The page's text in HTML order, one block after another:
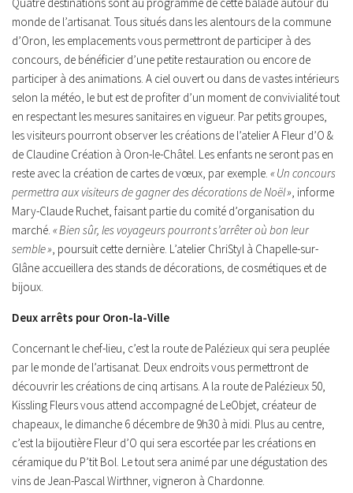
monde de l’artisanat. Tous situés dans les alentours de la commune
d’Oron, les emplacements vous permettront de participer à des
concours, de bénéficier d’une petite restauration ou encore de
participer à des animations. A ciel ouvert ou dans de vastes intérieurs
selon la météo, le but est de profiter d’un moment de convivialité tout
en respectant les mesures sanitaires en vigueur. Par petits groupes,
les visiteurs pourront observer les créations de l’atelier A Fleur d’O &
de Claudine Création à Oron-le-Châtel. Les enfants ne seront pas en
reste avec la création de cartes de vœux, par exemple. « Un concours
permettra aux visiteurs de gagner des décorations de Noël », informe
Mary-Claude Ruchet, faisant partie du comité d’organisation du
marché. « Bien sûr, les voyageurs pourront s’arrêter où bon leur
semble », poursuit cette dernière. L’atelier ChriStyl à Chapelle-sur-
Glâne accueillera des stands de décorations, de cosmétiques et de
bijoux.
Deux arrêts pour Oron-la-Ville
Concernant le chef-lieu, c’est la route de Palézieux qui sera peuplée
par le monde de l’artisanat. Deux endroits vous permettront de
découvrir les créations de cinq artisans. A la route de Palézieux 50,
Kissling Fleurs vous attend accompagné de LeObjet, créateur de
chapeaux, le dimanche 6 décembre de 9h30 à midi. Plus au centre,
c’est la bijoutière Fleur d’O qui sera escortée par les créations en
céramique du P’tit Bol. Le tout sera animé par une dégustation des
vins de Jean-Pascal Wirthner, vigneron à Chardonne.